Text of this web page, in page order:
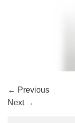
← Previous
Next →